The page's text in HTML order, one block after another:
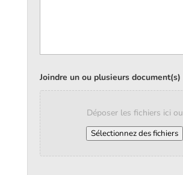
Joindre un ou plusieurs document(s)
Déposer les fichiers ici ou
Sélectionnez des fichiers